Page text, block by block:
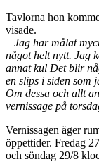
Tavlorna hon
visade.
– Jag har målat
något helt nytt. Jag
annat kul Det blir
en slips i siden som
Om dessa och allt
vernissage på
Vernissagen äger
öppettider. Fredag
och söndag 29/8